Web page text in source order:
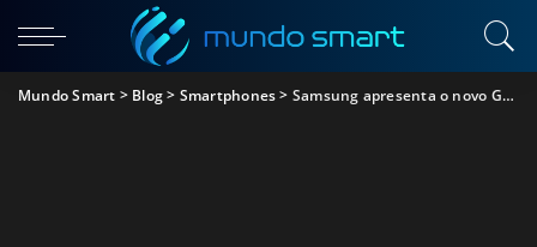
Mundo Smart > Blog> Smartphones> Samsung apresenta o novo Galaxy S20 FE 4G e 5G